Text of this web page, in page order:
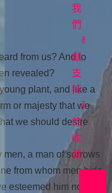
欄
影
《1946》
台
灣
首
映
上
帝
裡
關
懷
我
們
奉
獻
支
持
我
的
收
藏
from us? And to
revealed?
plant, and like a
or majesty that we
we should desire
a man of sorrows
from whom men hide
esteemed him not.